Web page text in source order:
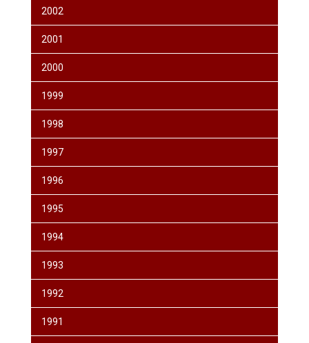
2002
2001
2000
1999
1998
1997
1996
1995
1994
1993
1992
1991